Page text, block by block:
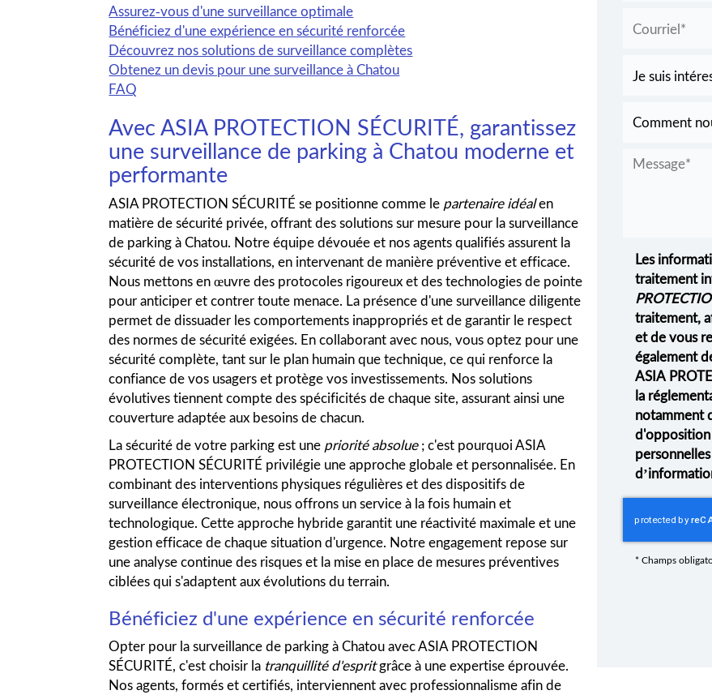
Assurez-vous d'une surveillance optimale
Bénéficiez d'une expérience en sécurité renforcée
Découvrez nos solutions de surveillance complètes
Obtenez un devis pour une surveillance à Chatou
FAQ
Avec ASIA PROTECTION SÉCURITÉ, garantissez
une surveillance de parking à Chatou moderne et
performante
ASIA PROTECTION SÉCURITÉ se positionne comme le partenaire idéalen
matière de sécurité privée, offrant des solutions sur mesure pour la surveillance
de parking à Chatou. Notre équipe dévouée et nos agents qualifiés assurent la
sécurité de vos installations, en intervenant de manière préventive et efficace.
Nous mettons en œuvre des protocoles rigoureux et des technologies de pointe
pour anticiper et contrer toute menace. La présence d'une surveillance diligente
permet de dissuader les comportements inappropriés et de garantir le respect
des normes de sécurité exigées. En collaborant avec nous, vous optez pour une
sécurité complète, tant sur le plan humain que technique, ce qui renforce la
confiance de vos usagers et protège vos investissements. Nos solutions
évolutives tiennent compte des spécificités de chaque site, assurant ainsi une
couverture adaptée aux besoins de chacun.
La sécurité de votre parking est une priorité absolue; c'est pourquoi ASIA
PROTECTION SÉCURITÉ privilégie une approche globale et personnalisée. En
combinant des interventions physiques régulières et des dispositifs de
surveillance électronique, nous offrons un service à la fois humain et
technologique. Cette approche hybride garantit une réactivité maximale et une
gestion efficace de chaque situation d'urgence. Notre engagement repose sur
une analyse continue des risques et la mise en place de mesures préventives
ciblées qui s'adaptent aux évolutions du terrain.
Bénéficiez d'une expérience en sécurité renforcée
Opter pour la surveillance de parking à Chatou avec ASIA PROTECTION
SÉCURITÉ, c'est choisir la tranquillité d'espritgrâce à une expertise éprouvée.
Nos agents, formés et certifiés, interviennent avec professionnalisme afin de
Les
traitement
traitement,
et de vous
également
ASIA
la
notamment
d'opposition
* Champs